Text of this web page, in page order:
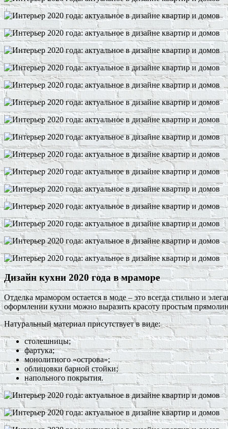
Дизайн кухни 2020 года в мраморе
Отделка мрамором остается в моде – это всегда стильно и
оформлении кухни можно выразить красоту простым
Натуральный материал присутствует в виде:
столешницы;
фартука;
монолитного «острова»;
облицовки барной стойки;
напольного покрытия.